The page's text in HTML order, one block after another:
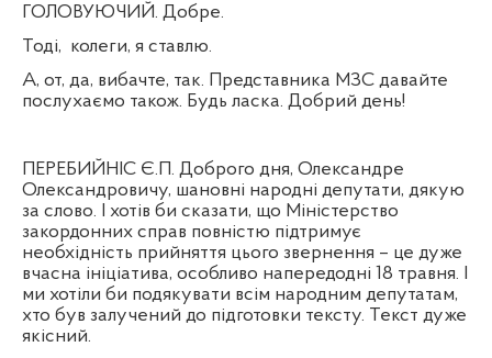
ГОЛОВУЮЧИЙ. Добре.
Тоді, колеги, я ставлю.
А, от, да, вибачте, так. Представника МЗС давайте
послухаємо також. Будь ласка. Добрий день!
ПЕРЕБИЙНІС Є.П. Доброго дня, Олександре
Олександровичу, шановні народні депутати, дякую
за слово. І хотів би сказати, що Міністерство
закордонних справ повністю підтримує
необхідність прийняття цього звернення – це дуже
вчасна ініціатива, особливо напередодні 18 травня. І
ми хотіли би подякувати всім народним депутатам,
хто був залучений до підготовки тексту. Текст дуже
якісний.